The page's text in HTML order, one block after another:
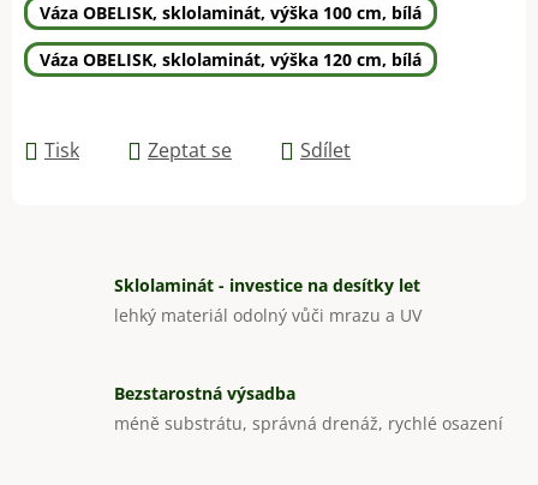
Váza OBELISK, sklolaminát, výška 100 cm, bílá
Váza OBELISK, sklolaminát, výška 120 cm, bílá
Tisk Zeptat se Sdílet
Sklolaminát - investice na desítky let
lehký materiál odolný vůči mrazu a UV
Bezstarostná výsadba
méně substrátu, správná drenáž, rychlé osazení